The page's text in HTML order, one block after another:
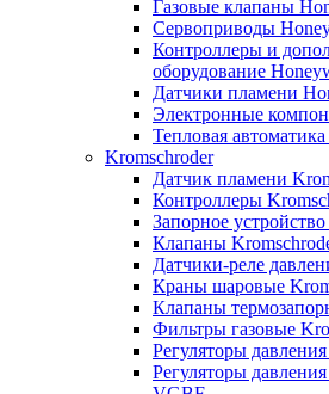
Газовые клапаны
Сервоприводы
Контроллеры и
оборудование
Датчики пламени
Электронные
Тепловая
Kromschroder
Датчик пламени
Контроллеры
Запорное
Клапаны
Датчики-реле
Краны шаровые
Клапаны
Фильтры газовые
Регуляторы
Регуляторы